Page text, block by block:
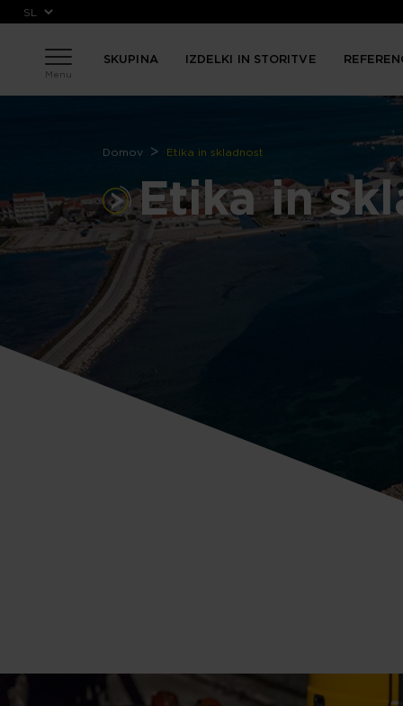
Skip to main content
Menu
SKUPINA IZDELKI IN STORITVE
Breadcrumb
Domov Etika in skladnost
Etika in